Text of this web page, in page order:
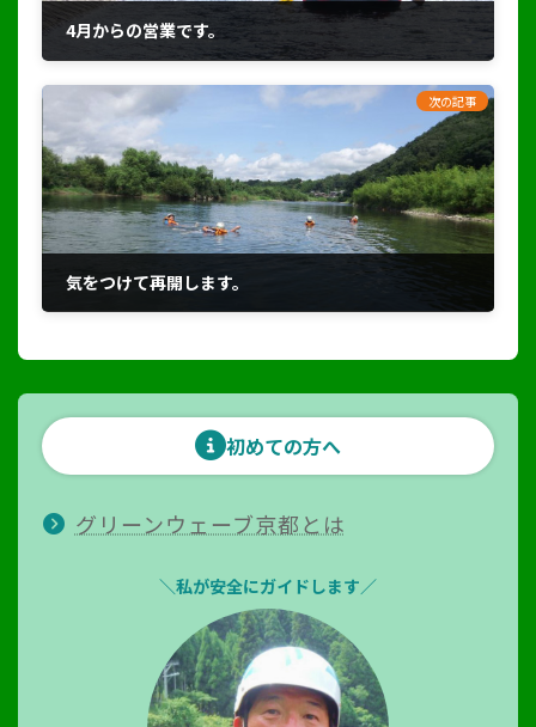
4月からの営業です。
次の記事
気をつけて再開します。
初めての方へ
グリーンウェーブ京都とは
＼私が安全にガイドします／